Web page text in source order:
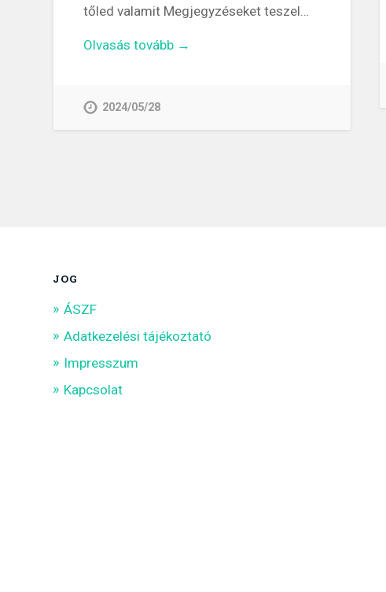
tőled valamit Megjegyzéseket teszel…
Olvasás tovább →
2024/05/28
JOG
ÁSZF
Adatkezelési tájékoztató
Impresszum
Kapcsolat